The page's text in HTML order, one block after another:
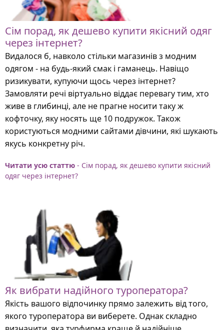
Сім порад, як дешево купити якісний одяг
через інтернет?
Видалося б, навколо стільки магазинів з модним
одягом - на будь-який смак і гаманець. Навіщо
ризикувати, купуючи щось через інтернет?
Замовляти речі віртуально віддає перевагу тим, хто
живе в глибинці, але не прагне носити таку ж
кофточку, яку носять ще 10 подружок. Також
користуються модними сайтами дівчини, які шукають
якусь конкретну річ.
Читати усю статтю - Сім порад, як дешево купити якісний
одяг через інтернет?
Як вибрати надійного туроператора?
Якість вашого відпочинку прямо залежить від того,
якого туроператора ви виберете. Однак складно